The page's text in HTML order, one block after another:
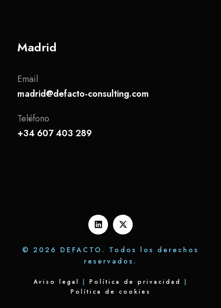
Madrid
Email
madrid@defacto-consulting.com
Teléfono
+34 607 403 289
© 2026 DEFACTO. Todos los derechos
reservados.
Aviso legal | Política de privacidad
|
Política de cookies